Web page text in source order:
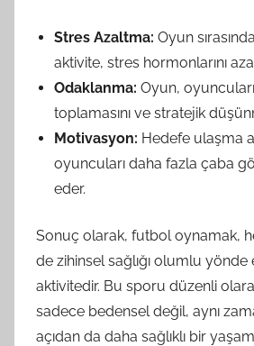
Stres Azaltma: Oyun
aktivite, stres hormonlarını
Odaklanma: Oyun,
toplamasını ve stratejik
Motivasyon: Hedefe ulaşma
oyuncuları daha fazla çaba
eder.
Sonuç olarak, futbol oynamak,
de zihinsel sağlığı olumlu yönde
aktivitedir. Bu sporu düzenli
sadece bedensel değil, aynı
açıdan da daha sağlıklı bir